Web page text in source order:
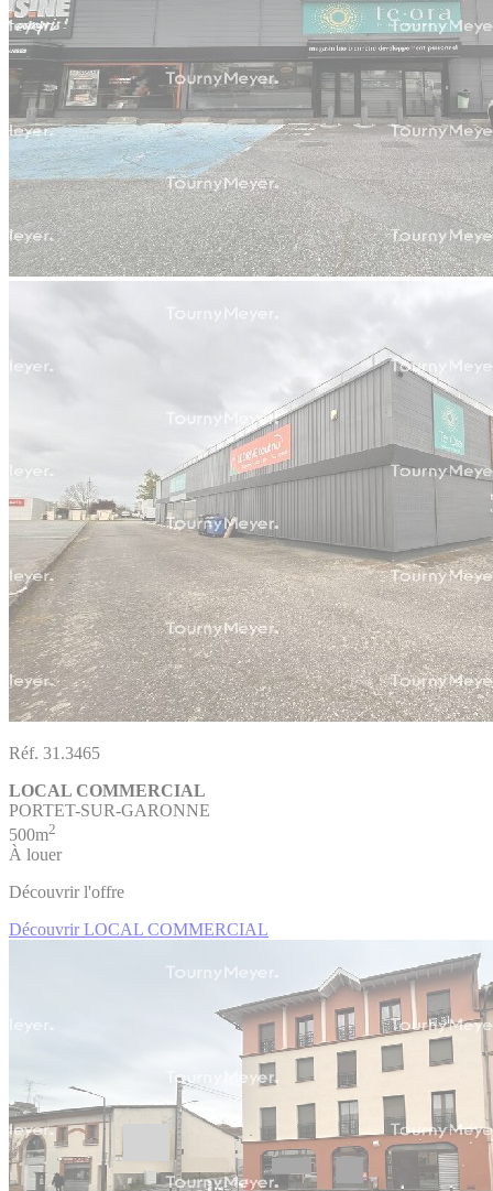
Réf. 31.3465
LOCAL COMMERCIAL
PORTET-SUR-GARONNE
500m2
À louer
Découvrir l'offre
Découvrir LOCAL COMMERCIAL